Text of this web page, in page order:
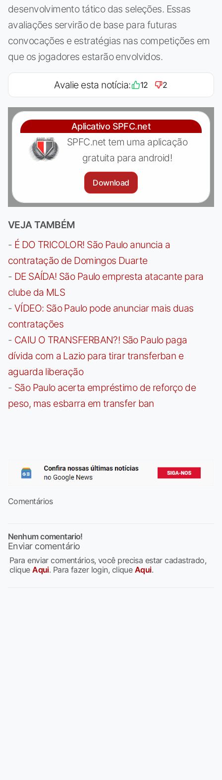
desenvolvimento tático das seleções. Essas
avaliações servirão de base para futuras
convocações e estratégias nas competições em
que os jogadores estarão envolvidos.
Avalie esta notícia: 12 2
Aplicativo SPFC.net
SPFC.net tem uma aplicação
gratuita para android!
Download
VEJA TAMBÉM
- É DO TRICOLOR! São Paulo anuncia a
contratação de Domingos Duarte
- DE SAÍDA! São Paulo empresta atacante para
clube da MLS
- VÍDEO: São Paulo pode anunciar mais duas
contratações
- CAIU O TRANSFERBAN?! São Paulo paga
dívida com a Lazio para tirar transferban e
aguarda liberação
- São Paulo acerta empréstimo de reforço de
peso, mas esbarra em transfer ban
Comentários
Nenhum comentario!
Enviar comentário
Para enviar comentários, você precisa estar cadastrado,
cliqueAqui. Para fazer login, clique Aqui.